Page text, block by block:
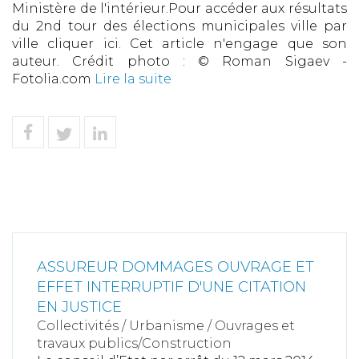
Ministère de l'intérieur.Pour accéder aux résultats
du 2nd tour des élections municipales ville par
ville cliquer ici. Cet article n'engage que son
auteur. Crédit photo : © Roman Sigaev -
Fotolia.com Lire la suite
ASSUREUR DOMMAGES OUVRAGE ET
EFFET INTERRUPTIF D'UNE CITATION
EN JUSTICE
Collectivités / Urbanisme / Ouvrages et
travaux publics/Construction